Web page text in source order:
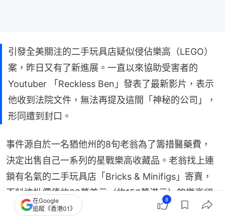
引發全美關注的二手玩具店疑似侵佔樂高（LEGO）
案，昨日又有了新進展。一直以來協助受害者的
Youtuber 「Reckless Ben」發表了最新影片，表示
他收到法院文件，無法再提及這間「神秘的公司」，
形同遭到封口。
事件源自於一名猶他州的8旬老翁為了籌措醫藥費，
決定出售自己一系列的星戰樂高收藏品。老翁找上連
鎖有名氣的二手玩具店「Bricks & Minifigs」寄賣，
不料這批價值約20萬美元（約156萬港元）的樂高卻
就此人間蒸發，老翁一毛錢都沒能拿到。
在Google
追蹤《香港01》
8